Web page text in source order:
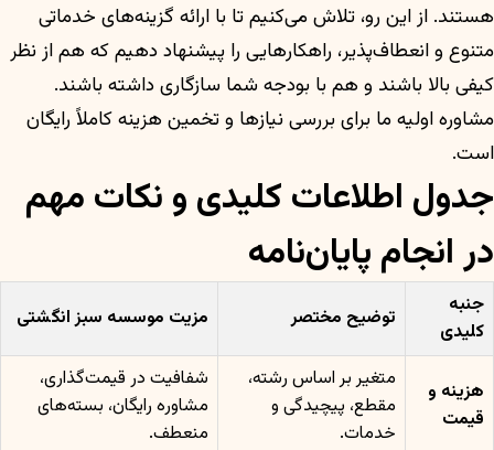
هستند. از این رو، تلاش می‌کنیم تا با ارائه گزینه‌های خدماتی
متنوع و انعطاف‌پذیر، راهکارهایی را پیشنهاد دهیم که هم از نظر
کیفی بالا باشند و هم با بودجه شما سازگاری داشته باشند.
مشاوره اولیه ما برای بررسی نیازها و تخمین هزینه کاملاً رایگان
است.
جدول اطلاعات کلیدی و نکات مهم
در انجام پایان‌نامه
جنبه
کلیدی
توضیح مختصر مزیت موسسه سبز انگشتی
هزینه و
قیمت
متغیر بر اساس رشته،
مقطع، پیچیدگی و
خدمات.
شفافیت در قیمت‌گذاری،
مشاوره رایگان، بسته‌های
منعطف.